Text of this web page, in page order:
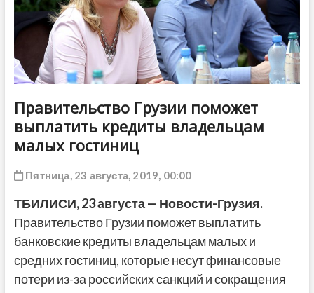
Правительство Грузии поможет
выплатить кредиты владельцам
малых гостиниц
Пятница, 23 августа, 2019, 00:00
ТБИЛИСИ, 23 августа — Новости-Грузия.
Правительство Грузии поможет выплатить
банковские кредиты владельцам малых и
средних гостиниц, которые несут финансовые
потери из-за российских санкций и сокращения